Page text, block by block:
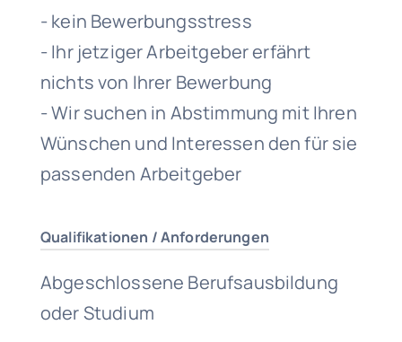
- kein Bewerbungsstress
- Ihr jetziger Arbeitgeber erfährt
nichts von Ihrer Bewerbung
- Wir suchen in Abstimmung mit Ihren
Wünschen und Interessen den für sie
passenden Arbeitgeber
Qualifikationen / Anforderungen
Abgeschlossene Berufsausbildung
oder Studium